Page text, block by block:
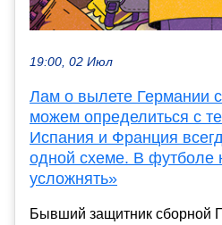
19:00, 02 Июл
Лам о вылете Германии
можем определиться с
Испания и Франция
одной схеме. В футболе
усложнять»
Бывший защитник сборной